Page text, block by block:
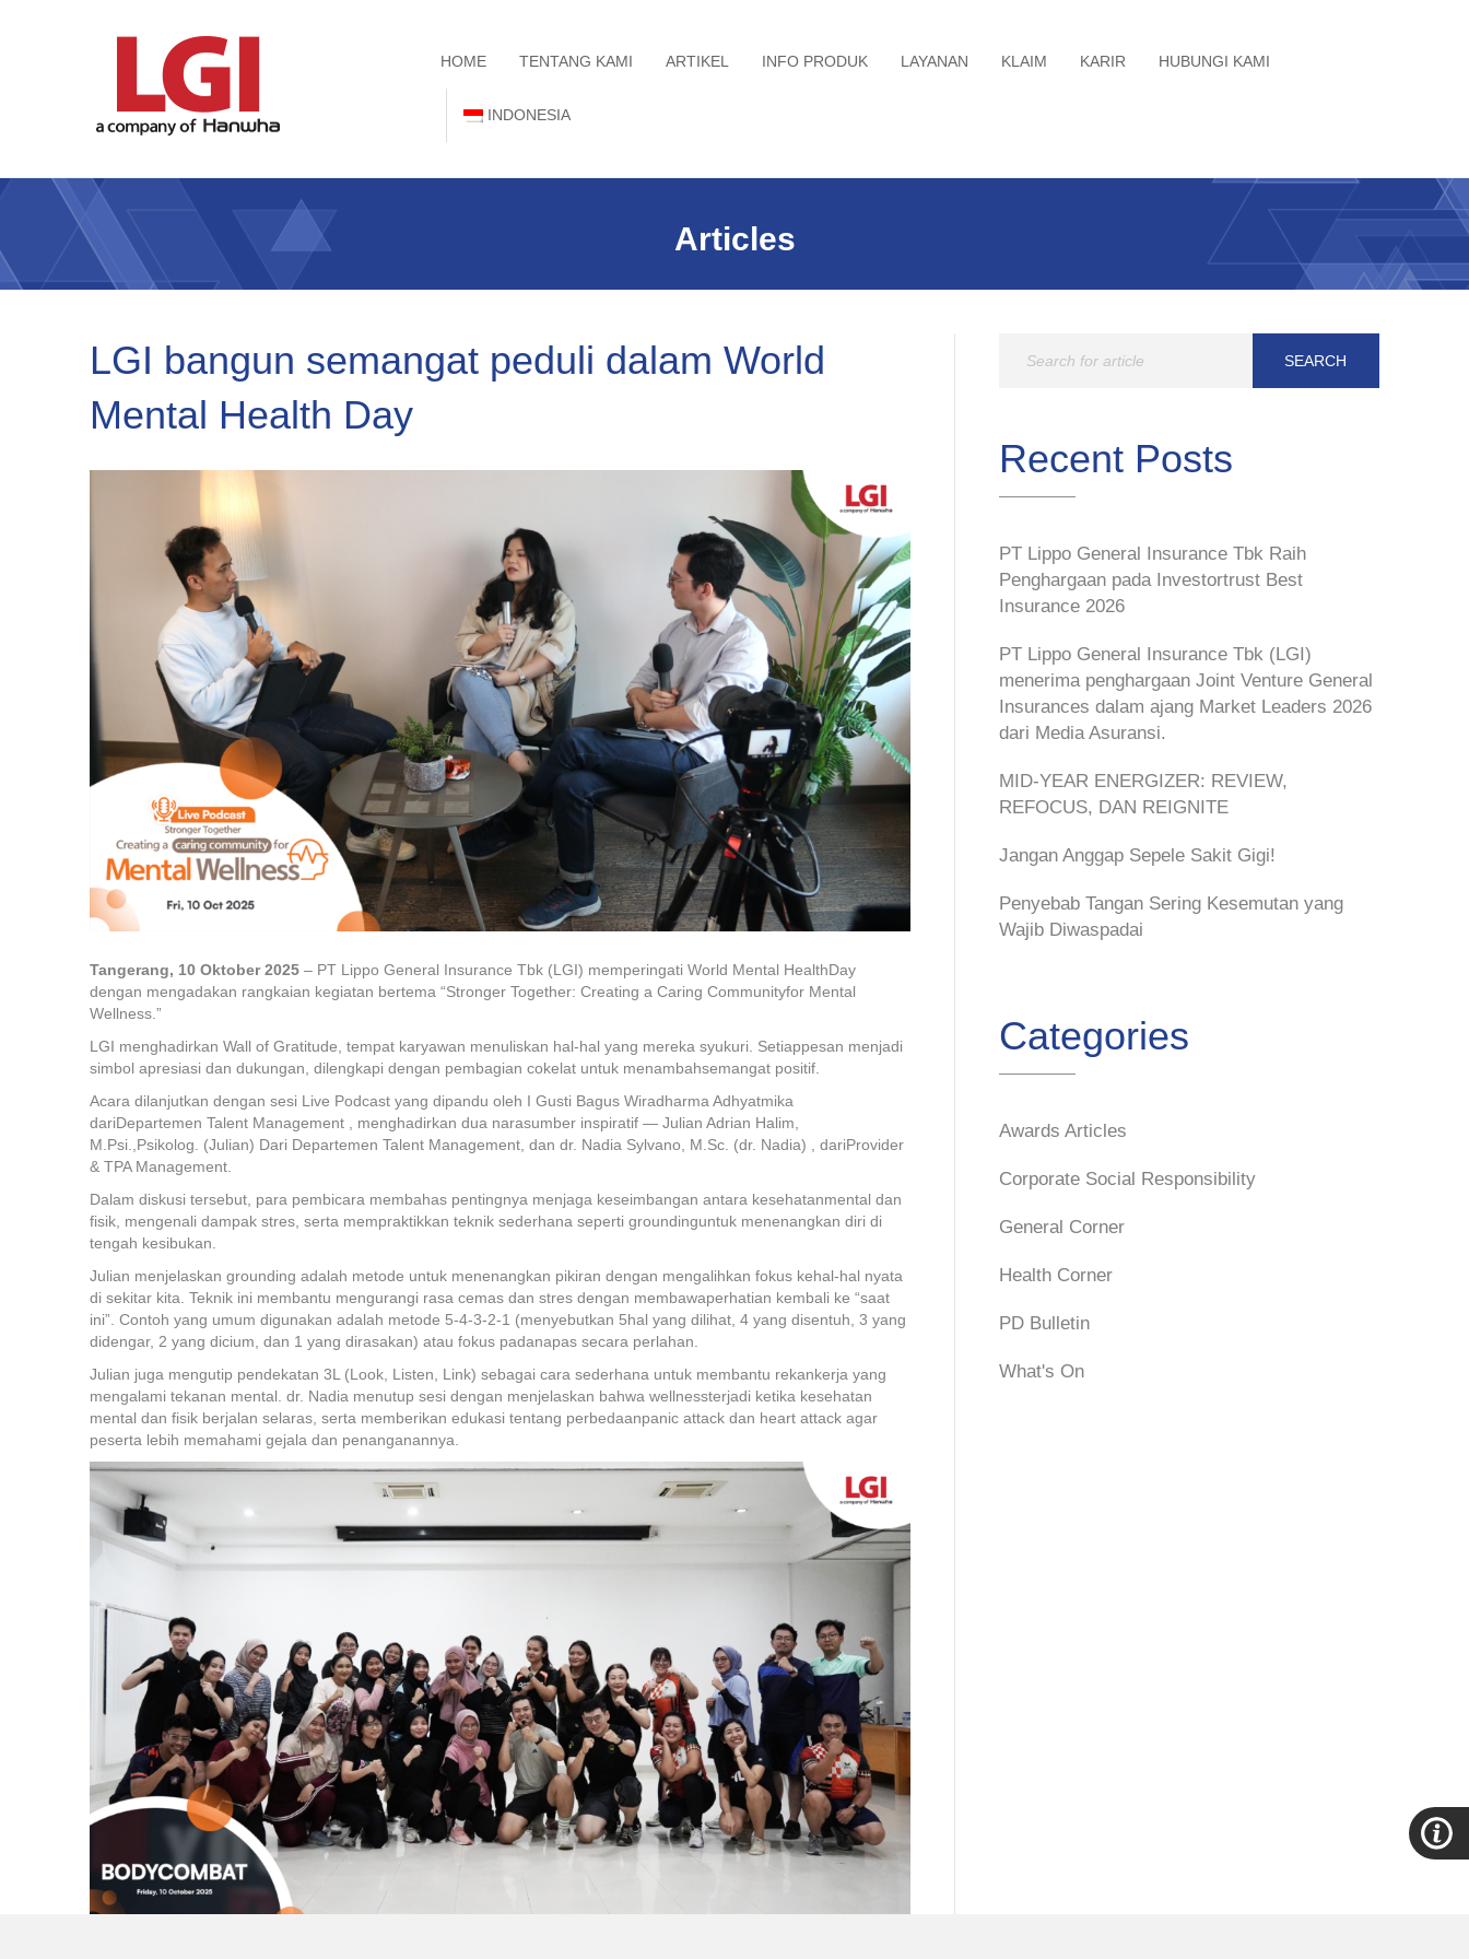
HOME TENTANG KAMI ARTIKEL INFO PRODUK LAYANAN KLAIM KARIR HUBUNGI KAMI
INDONESIA
Articles
LGI bangun semangat peduli dalam World
Mental Health Day
Tangerang, 10 Oktober 2025 – PT Lippo General Insurance Tbk (LGI) memperingati World Mental HealthDay
dengan mengadakan rangkaian kegiatan bertema “Stronger Together: Creating a Caring Communityfor Mental
Wellness.”
LGI menghadirkan Wall of Gratitude, tempat karyawan menuliskan hal-hal yang mereka syukuri. Setiappesan menjadi
simbol apresiasi dan dukungan, dilengkapi dengan pembagian cokelat untuk menambahsemangat positif.
Acara dilanjutkan dengan sesi Live Podcast yang dipandu oleh I Gusti Bagus Wiradharma Adhyatmika
dariDepartemen Talent Management , menghadirkan dua narasumber inspiratif — Julian Adrian Halim,
M.Psi.,Psikolog. (Julian) Dari Departemen Talent Management, dan dr. Nadia Sylvano, M.Sc. (dr. Nadia) , dariProvider
& TPA Management.
Dalam diskusi tersebut, para pembicara membahas pentingnya menjaga keseimbangan antara kesehatanmental dan
fisik, mengenali dampak stres, serta mempraktikkan teknik sederhana seperti groundinguntuk menenangkan diri di
tengah kesibukan.
Julian menjelaskan grounding adalah metode untuk menenangkan pikiran dengan mengalihkan fokus kehal-hal nyata
di sekitar kita. Teknik ini membantu mengurangi rasa cemas dan stres dengan membawaperhatian kembali ke “saat
ini”. Contoh yang umum digunakan adalah metode 5-4-3-2-1 (menyebutkan 5hal yang dilihat, 4 yang disentuh, 3 yang
didengar, 2 yang dicium, dan 1 yang dirasakan) atau fokus padanapas secara perlahan.
Julian juga mengutip pendekatan 3L (Look, Listen, Link) sebagai cara sederhana untuk membantu rekankerja yang
mengalami tekanan mental. dr. Nadia menutup sesi dengan menjelaskan bahwa wellnessterjadi ketika kesehatan
mental dan fisik berjalan selaras, serta memberikan edukasi tentang perbedaanpanic attack dan heart attack agar
peserta lebih memahami gejala dan penanganannya.
Recent Posts
PT Lippo General Insurance Tbk Raih
Penghargaan pada Investortrust Best
Insurance 2026
PT Lippo General Insurance Tbk (LGI)
menerima penghargaan Joint Venture General
Insurances dalam ajang Market Leaders 2026
dari Media Asuransi.
MID-YEAR ENERGIZER: REVIEW,
REFOCUS, DAN REIGNITE
Jangan Anggap Sepele Sakit Gigi!
Penyebab Tangan Sering Kesemutan yang
Wajib Diwaspadai
Categories
Awards Articles
Corporate Social Responsibility
General Corner
Health Corner
PD Bulletin
What's On